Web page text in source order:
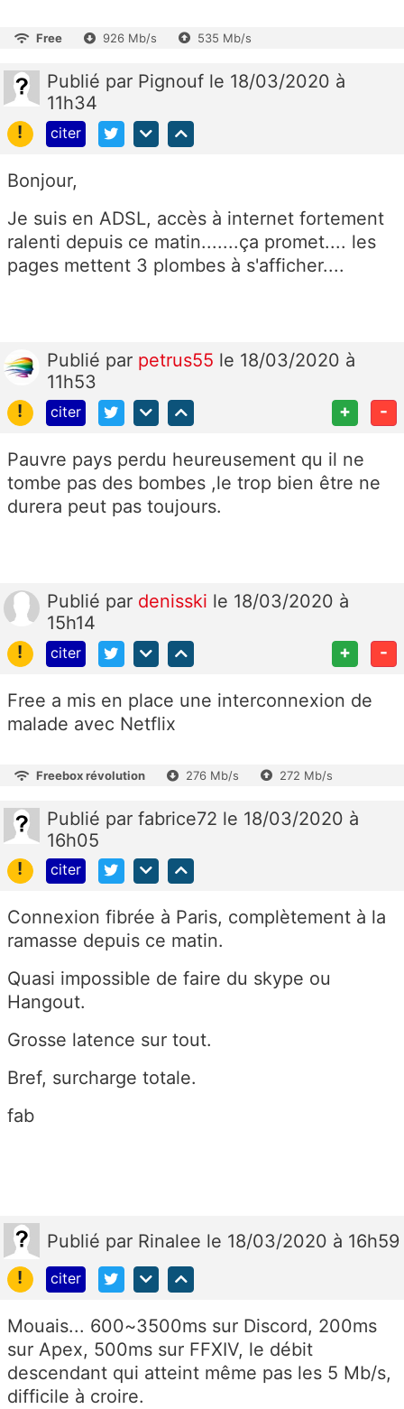
Free 926 Mb/s 535 Mb/s
Publié par Pignouf le 18/03/2020 à
11h34
!
citer
Bonjour,
Je suis en ADSL, accès à internet fortement
ralenti depuis ce matin.......ça promet.... les
pages mettent 3 plombes à s'afficher....
Publié par petrus55 le 18/03/2020 à
11h53
!
citer + -
Pauvre pays perdu heureusement qu il ne
tombe pas des bombes ,le trop bien être ne
durera peut pas toujours.
Publié par denisski le 18/03/2020 à
15h14
!
citer + -
Free a mis en place une interconnexion de
malade avec Netflix
Freebox révolution 276 Mb/s 272 Mb/s
Publié par fabrice72 le 18/03/2020 à
16h05
!
citer
Connexion fibrée à Paris, complètement à la
ramasse depuis ce matin.
Quasi impossible de faire du skype ou
Hangout.
Grosse latence sur tout.
Bref, surcharge totale.
fab
Publié par Rinalee le 18/03/2020 à 16h59
!
citer
Mouais... 600~3500ms sur Discord, 200ms
sur Apex, 500ms sur FFXIV, le débit
descendant qui atteint même pas les 5 Mb/s,
difficile à croire.